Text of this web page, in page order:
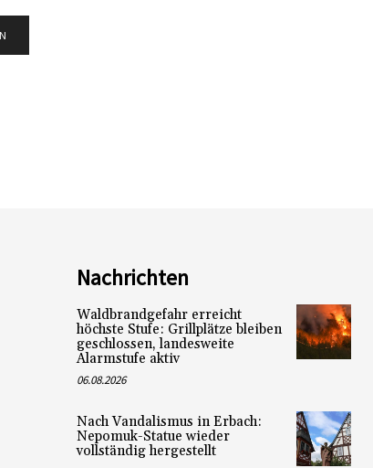
Nachrichten
Waldbrandgefahr erreicht
höchste Stufe: Grillplätze bleiben
geschlossen, landesweite
Alarmstufe aktiv
06.08.2026
Nach Vandalismus in Erbach:
Nepomuk-Statue wieder
vollständig hergestellt